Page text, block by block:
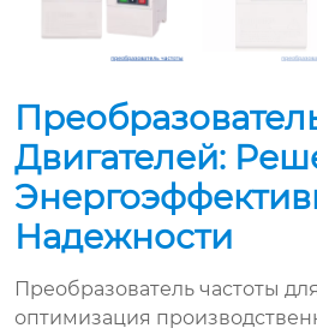
Двигателей:
Надежности
Преобразователь частоты
оптимизация